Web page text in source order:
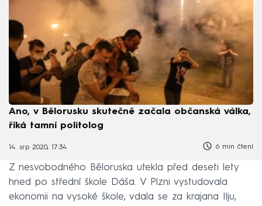
Ano, v Bělorusku skutečně začala občanská válka,
říká tamní politolog
14. srp 2020, 17:34 6 min čtení
Z nesvobodného Běloruska utekla před deseti lety
hned po střední škole Dáša. V Plzni vystudovala
ekonomii na vysoké škole, vdala se za krajana Ilju,